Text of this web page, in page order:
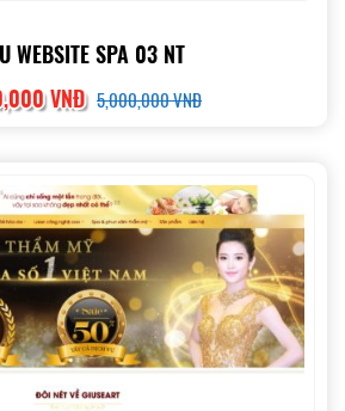
WEBSITE SPA 03 NT
VNĐ 5,000,000 VNĐ